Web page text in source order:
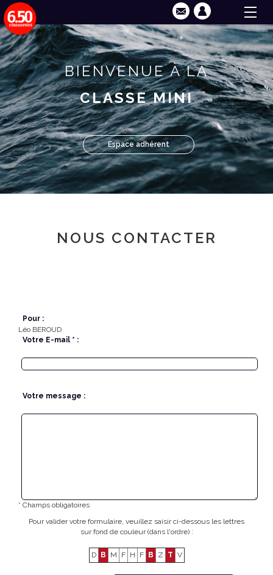
BIENVENUE À LA
CLASSE MINI
Espace adhérent
NOUS CONTACTER
Pour :
Léo BEROUD
Votre E-mail * :
Votre message :
* Champs obligatoires
Pour valider votre formulaire, veuillez saisir ci-dessous les lettres
sur fond de couleur (dans l'ordre) :
D B M F H F B Z T V